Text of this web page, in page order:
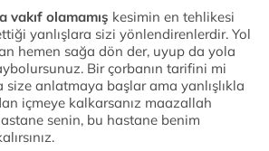
vakıf olamamış kesimin en tehlikesi
yanlışlara sizi yönlendirenlerdir. Yol
hemen sağa dön der, uyup da yola
Bir çorbanın tarifini mi
size anlatmaya başlar ama yanlışlıkla
içmeye kalkarsanız maazallah
senin, bu hastane benim